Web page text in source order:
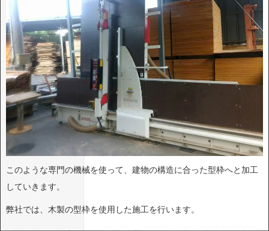
このような専門の機械を使って、建物の構造に合った型枠へと加工
していきます。
弊社では、木製の型枠を使用した施工を行います。